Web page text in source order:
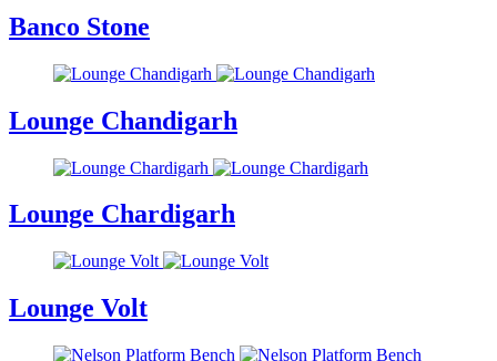
Banco Stone
Lounge Chandigarh
Lounge Chardigarh
Lounge Volt